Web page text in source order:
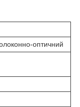
оптичний